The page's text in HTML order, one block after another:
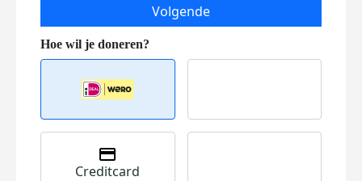
Volgende
Creditcard